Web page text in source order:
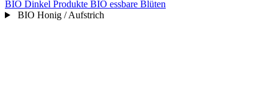
BIO Dinkel Produkte BIO essbare Blüten
BIO Honig / Aufstrich